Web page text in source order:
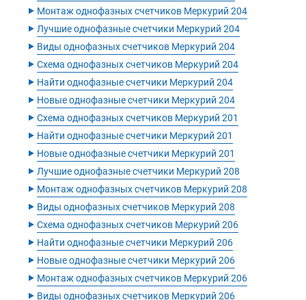
‣ Монтаж однофазных счетчиков Меркурий 204
‣ Лучшие однофазные счетчики Меркурий 204
‣ Виды однофазных счетчиков Меркурий 204
‣ Схема однофазных счетчиков Меркурий 204
‣ Найти однофазные счетчики Меркурий 204
‣ Новые однофазные счетчики Меркурий 204
‣ Схема однофазных счетчиков Меркурий 201
‣ Найти однофазные счетчики Меркурий 201
‣ Новые однофазные счетчики Меркурий 201
‣ Лучшие однофазные счетчики Меркурий 208
‣ Монтаж однофазных счетчиков Меркурий 208
‣ Виды однофазных счетчиков Меркурий 208
‣ Схема однофазных счетчиков Меркурий 206
‣ Найти однофазные счетчики Меркурий 206
‣ Новые однофазные счетчики Меркурий 206
‣ Монтаж однофазных счетчиков Меркурий 206
Виды однофазных счетчиков Меркурий 206